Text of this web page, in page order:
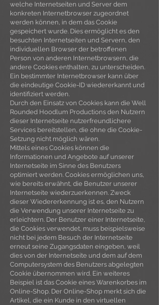
welche Internetseiten und Server dem
konkreten Internetbrowser zugeordnet
werden können, in dem das Cookie
gespeichert wurde. Dies ermöglicht es den
besuchten Internetseiten und Servern, den
individuellen Browser der betroffenen
Person von anderen Internetbrowsern, die
andere Cookies enthalten, zu unterscheiden.
Ein bestimmter Internetbrowser kann über
die eindeutige Cookie-ID wiedererkannt und
identifiziert werden.
Durch den Einsatz von Cookies kann die Well
Rounded Hoodlum Productions den Nutzern
dieser Internetseite nutzerfreundlichere
Services bereitstellen, die ohne die Cookie-
Setzung nicht möglich wären.
Mittels eines Cookies können die
Informationen und Angebote auf unserer
Internetseite im Sinne des Benutzers
optimiert werden. Cookies ermöglichen uns,
wie bereits erwähnt, die Benutzer unserer
Internetseite wiederzuerkennen. Zweck
dieser Wiedererkennung ist es, den Nutzern
die Verwendung unserer Internetseite zu
erleichtern. Der Benutzer einer Internetseite,
die Cookies verwendet, muss beispielsweise
nicht bei jedem Besuch der Internetseite
erneut seine Zugangsdaten eingeben, weil
dies von der Internetseite und dem auf dem
Computersystem des Benutzers abgelegten
Cookie übernommen wird. Ein weiteres
Beispiel ist das Cookie eines Warenkorbes im
Online-Shop. Der Online-Shop merkt sich die
Artikel, die ein Kunde in den virtuellen